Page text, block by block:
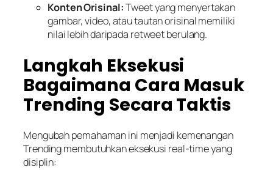
Konten Orisinal:Tweet yang menyertakan
gambar, video, atau tautan orisinal memiliki
nilai lebih daripada retweet berulang.
Langkah Eksekusi
Bagaimana Cara Masuk
Trending Secara Taktis
Mengubah pemahaman ini menjadi kemenangan
Trending membutuhkan eksekusi real-time yang
disiplin: